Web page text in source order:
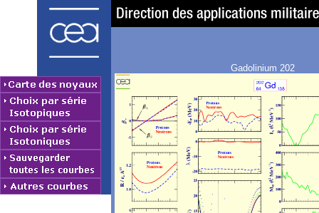
Gadolinium 202